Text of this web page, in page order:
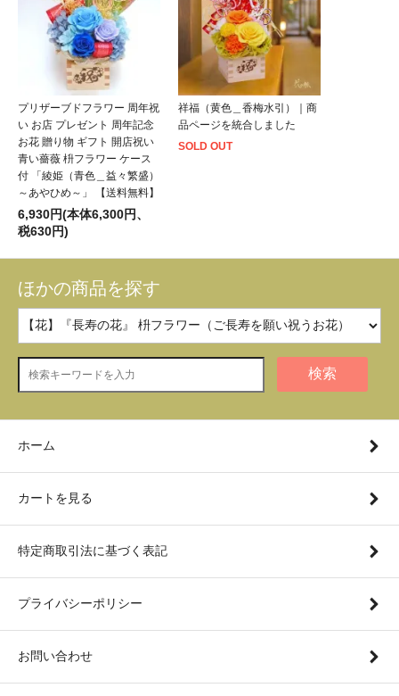
プリザーブドフラワー 周年祝
い お店 プレゼント 周年記念
お花 贈り物 ギフト 開店祝い
青い薔薇 枡フラワー ケース
付 「綾姫（青色＿益々繁盛）
～あやひめ～」 【送料無料】
6,930円(本体6,300円、
税630円)
祥福（黄色＿香梅水引）｜商
品ページを統合しました
SOLD OUT
ほかの商品を探す
検索
ホーム
カートを見る
特定商取引法に基づく表記
プライバシーポリシー
お問い合わせ